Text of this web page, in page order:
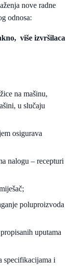
nove radne
odnosa:
više izvršilaca
na mašinu,
u slučaju
osigurava
nalogu – recepturi
poluproizvoda
uputama
specifikacijama i